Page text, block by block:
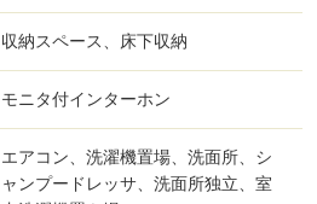
収納スペース、床下収納
モニタ付インターホン
エアコン、洗濯機置場、洗面所、シ
ャンプードレッサ、洗面所独立、室